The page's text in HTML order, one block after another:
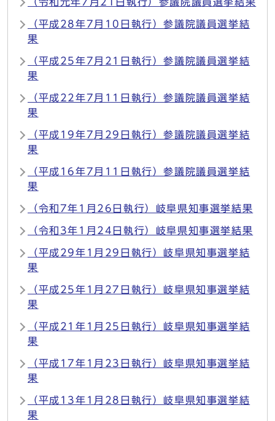
（平成28年7月10日執行）参議院議員選挙結
果
（平成25年7月21日執行）参議院議員選挙結
果
（平成22年7月11日執行）参議院議員選挙結
果
（平成19年7月29日執行）参議院議員選挙結
果
（平成16年7月11日執行）参議院議員選挙結
果
（令和7年1月26日執行）岐阜県知事選挙結果
（令和3年1月24日執行）岐阜県知事選挙結果
（平成29年1月29日執行）岐阜県知事選挙結
果
（平成25年1月27日執行）岐阜県知事選挙結
果
（平成21年1月25日執行）岐阜県知事選挙結
果
（平成17年1月23日執行）岐阜県知事選挙結
果
（平成13年1月28日執行）岐阜県知事選挙結
果